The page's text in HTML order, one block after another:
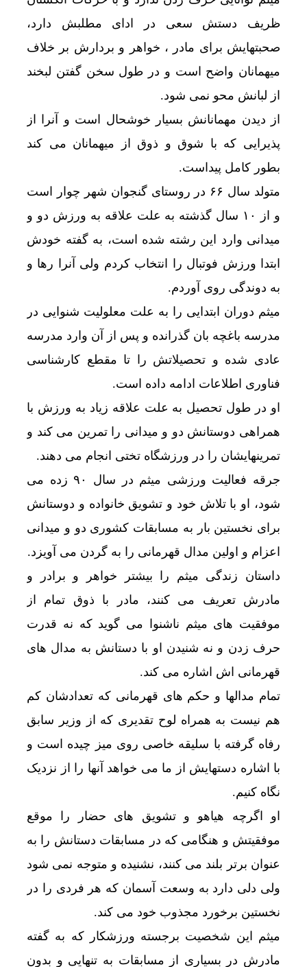
ظریف دستش سعی در ادای مطلبش دارد،
صحبتهایش برای مادر ، خواهر و بردارش بر خلاف
میهمانان واضح است و در طول سخن گفتن لبخند
از لبانش محو نمی شود.
از دیدن مهمانانش بسیار خوشحال است و آنرا از
پذیرایی که با شوق و ذوق از میهمانان می کند
بطور کامل پیداست.
متولد سال ۶۶ در روستای گنجوان شهر چوار است
و از ۱۰ سال گذشته به علت علاقه به ورزش دو و
میدانی وارد این رشته شده است، به گفته خودش
ابتدا ورزش فوتبال را انتخاب کردم ولی آنرا رها و
به دوندگی روی آوردم.
میثم دوران ابتدایی را به علت معلولیت شنوایی در
مدرسه باغچه بان گذرانده و پس از آن وارد مدرسه
عادی شده و تحصیلاتش را تا مقطع کارشناسی
فناوری اطلاعات ادامه داده است.
او در طول تحصیل به علت علاقه زیاد به ورزش با
همراهی دوستانش دو و میدانی را تمرین می کند و
تمرینهایشان را در ورزشگاه تختی انجام می دهند.
جرقه فعالیت ورزشی میثم در سال ۹۰ زده می
شود، او با تلاش خود و تشویق خانواده و دوستانش
برای نخستین بار به مسابقات کشوری دو و میدانی
اعزام و اولین مدال قهرمانی را به گردن می آویزد.
داستان زندگی میثم را بیشتر خواهر و برادر و
مادرش تعریف می کنند، مادر با ذوق تمام از
موفقیت های میثم ناشنوا می گوید که نه قدرت
حرف زدن و نه شنیدن او با دستانش به مدال های
قهرمانی اش اشاره می کند.
تمام مدالها و حکم های قهرمانی که تعدادشان کم
هم نیست به همراه لوح تقدیری که از وزیر سابق
رفاه گرفته با سلیقه خاصی روی میز چیده است و
با اشاره دستهایش از ما می خواهد آنها را از نزدیک
نگاه کنیم.
او اگرچه هیاهو و تشویق های حضار را موقع
موفقیتش و هنگامی که در مسابقات دستانش را به
عنوان برتر بلند می کنند، نشنیده و متوجه نمی شود
ولی دلی دارد به وسعت آسمان که هر فردی را در
نخستین برخورد مجذوب خود می کند.
میثم این شخصیت برجسته ورزشکار که به گفته
مادرش در بسیاری از مسابقات به تنهایی و بدون